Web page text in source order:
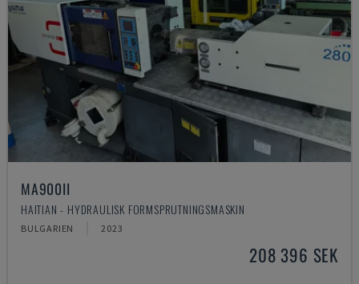
MA900ІІ
HAITIAN - HYDRAULISK FORMSPRUTNINGSMASKIN
BULGARIEN 2023
208 396 SEK